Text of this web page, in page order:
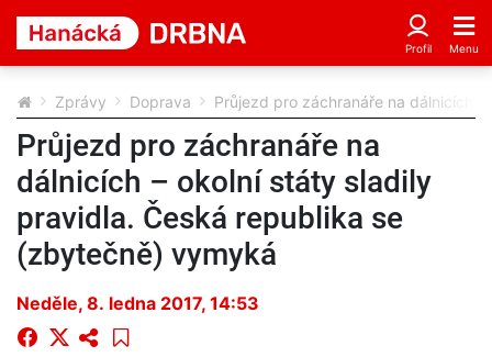
Zprávy Doprava Průjezd pro záchranáře na dálnicích
Průjezd pro záchranáře na
dálnicích – okolní státy sladily
pravidla. Česká republika se
(zbytečně) vymyká
Neděle, 8. ledna 2017, 14:53